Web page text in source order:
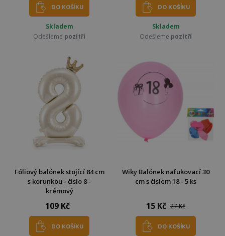
DO KOŠÍKU
Skladem
Odešleme pozítří
DO KOŠÍKU
Skladem
Odešleme pozítří
Fóliový balónek stojící 84 cm
s korunkou - číslo 8 -
krémový
109 Kč
DO KOŠÍKU
Wiky Balónek nafukovací 30
cm s číslem 18 - 5 ks
15 Kč 27 Kč
DO KOŠÍKU